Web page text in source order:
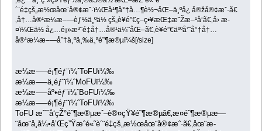
´¨é‡çš„æ½œåœ¨å®¢æˆ·ï¼Œå¹¶å°†å…¶è½¬åŒ–ä¸ºå¿ å®žå®¢æˆ·ã€
‚å†…å®¹æ¼æ–—èƒ½ä¸ºä½ çš„è¥é”€ç­–ç•¥æŒ‡æ˜Žæ–¹å‘ã€‚å› æ­
¤ï¼Œä½ å¿…é¡»æ³¨é‡å†…å®¹ä¼˜åŒ–ã€‚è¥é”€äººå‘˜å°†å†…
å®¹æ¼æ–—åˆ†ä¸ºä¸‰ä¸ªé˜¶æ®µï¼š[/size]
æ¼æ–—é¡¶éƒ¨ï¼ˆToFUï¼‰
æ¼æ–—ä¸­éƒ¨ï¼ˆMoFUï¼‰
æ¼æ–—åº•éƒ¨ï¼ˆBoFUï¼‰
æ¼æ–—é¡¶éƒ¨ï¼ˆToFUï¼‰
ToFU æ˜¯å‘çŽ°é˜¶æ®µæˆ–è®¤çŸ¥é˜¶æ®µã€‚æ­¤é˜¶æ®µæ—
¨åœ¨å¸å¼•å’Œç”Ÿæˆé«˜è´¨é‡çš„æ½œåœ¨å®¢æˆ·ã€‚åœ¨æ­